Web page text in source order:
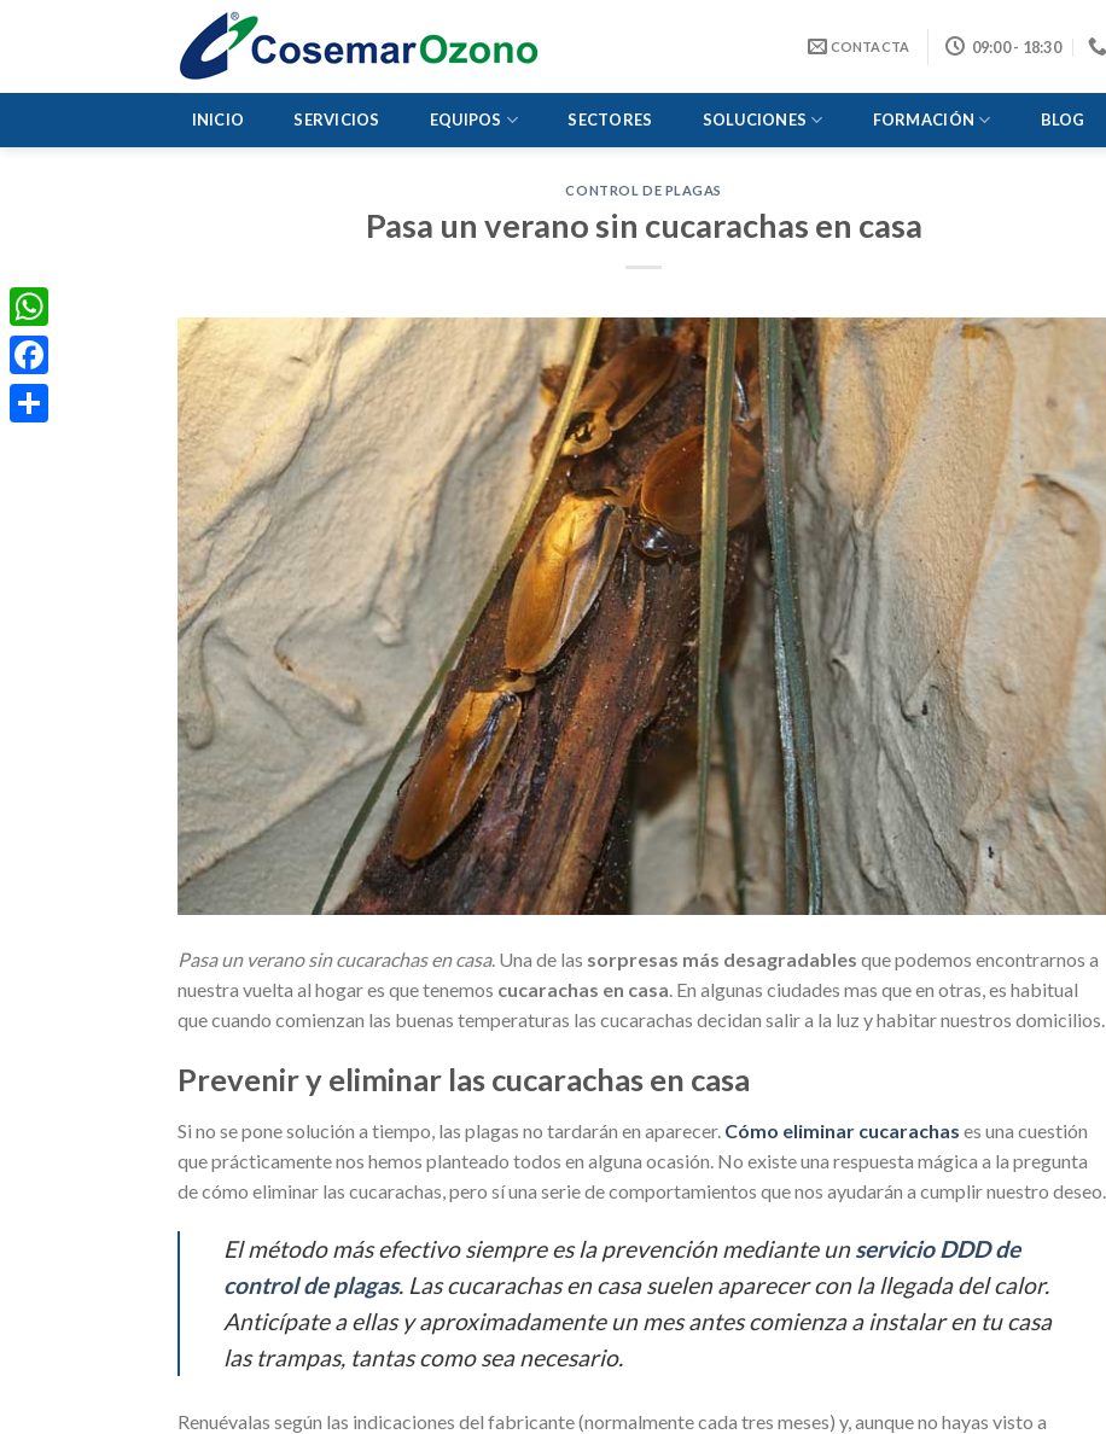
CONTACTA 09:00 - 18:30
INICIO SERVICIOS EQUIPOS SECTORES SOLUCIONES FORMACIÓN BLOG
CONTROL DE PLAGAS
Pasa un verano sin cucarachas en casa
Pasa un verano sin cucarachas en casa. Una de las sorpresas más desagradables que podemos encontrarnos a
nuestra vuelta al hogar es que tenemos cucarachas en casa. En algunas ciudades mas que en otras, es habitual
que cuando comienzan las buenas temperaturas las cucarachas decidan salir a la luz y habitar nuestros domicilios.
Prevenir y eliminar las cucarachas en casa
Si no se pone solución a tiempo, las plagas no tardarán en aparecer. Cómo eliminar cucarachas es una cuestión
que prácticamente nos hemos planteado todos en alguna ocasión. No existe una respuesta mágica a la pregunta
de cómo eliminar las cucarachas, pero sí una serie de comportamientos que nos ayudarán a cumplir nuestro deseo.
El método más efectivo siempre es la prevención mediante un servicio DDD de
control de plagas. Las cucarachas en casa suelen aparecer con la llegada del calor.
Anticípate a ellas y aproximadamente un mes antes comienza a instalar en tu casa
las trampas, tantas como sea necesario.
Renuévalas según las indicaciones del fabricante (normalmente cada tres meses) y, aunque no hayas visto a
WhatsApp
Facebook